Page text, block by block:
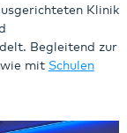
Klinik
Begleitend zur
mit Schulen